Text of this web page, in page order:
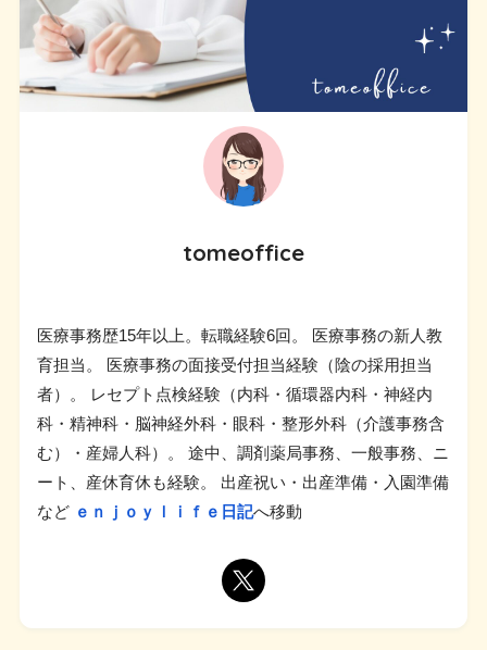
tomeoffice
医療事務歴15年以上。転職経験6回。 医療事務の新人教
育担当。 医療事務の面接受付担当経験（陰の採用担当
者）。 レセプト点検経験（内科・循環器内科・神経内
科・精神科・脳神経外科・眼科・整形外科（介護事務含
む）・産婦人科）。 途中、調剤薬局事務、一般事務、ニ
ート、産休育休も経験。 出産祝い・出産準備・入園準備
など ｅｎｊｏｙｌｉｆｅ日記へ移動